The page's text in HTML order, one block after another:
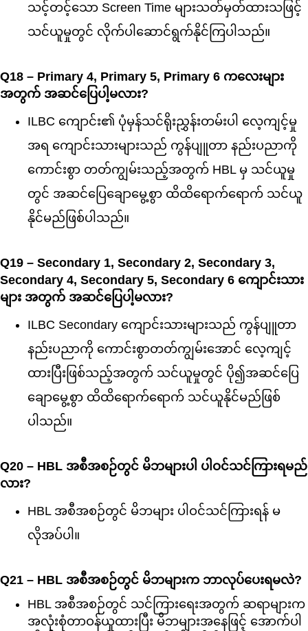
သင့်တင့်သော Screen Time များသတ်မှတ်ထားသဖြင့်
သင်ယူမှုတွင် လိုက်ပါဆောင်ရွက်နိုင်ကြပါသည်။
Q18 – Primary 4, Primary 5, Primary 6 ကလေးများ
အတွက် အဆင်ပြေပါ့မလား?
ILBC ကျောင်း၏ ပုံမှန်သင်ရိုးညွှန်းတမ်းပါ လေ့ကျင့်မှု
အရ ကျောင်းသားများသည် ကွန်ပျူတာ နည်းပညာကို
ကောင်းစွာ တတ်ကျွမ်းသည့်အတွက် HBL မှ သင်ယူမှု
တွင် အဆင်ပြေချောမွေ့စွာ ထိထိရောက်ရောက် သင်ယူ
နိုင်မည်ဖြစ်ပါသည်။
Q19 – Secondary 1, Secondary 2, Secondary 3,
Secondary 4, Secondary 5, Secondary 6 ကျောင်းသား
များ အတွက် အဆင်ပြေပါ့မလား?
ILBC Secondary ကျောင်းသားများသည် ကွန်ပျူတာ
နည်းပညာကို ကောင်းစွာတတ်ကျွမ်းအောင် လေ့ကျင့်
ထားပြီးဖြစ်သည့်အတွက် သင်ယူမှုတွင် ပို၍အဆင်ပြေ
ချောမွေ့စွာ ထိထိရောက်ရောက် သင်ယူနိုင်မည်ဖြစ်
ပါသည်။
Q20 – HBL အစီအစဉ်တွင် မိဘများပါ ပါဝင်သင်ကြားရမည်
လား?
HBL အစီအစဉ်တွင် မိဘများ ပါဝင်သင်ကြားရန် မ
လိုအပ်ပါ။
Q21 – HBL အစီအစဉ်တွင် မိဘများက ဘာလုပ်ပေးရမလဲ?
HBL အစီအစဉ်တွင် သင်ကြားရေးအတွက် ဆရာများက
အလုံးစုံတာဝန်ယူထားပြီး မိဘများအနေဖြင့် အောက်ပါ